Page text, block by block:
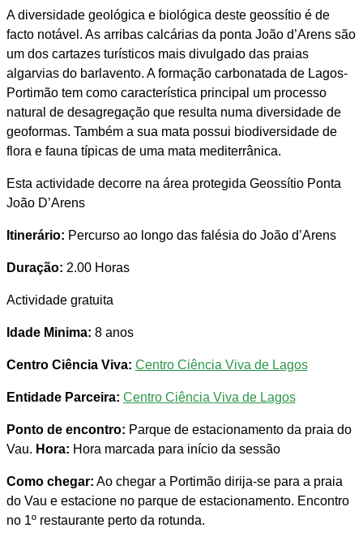
A diversidade geológica e biológica deste geossítio é de
facto notável. As arribas calcárias da ponta João d’Arens são
um dos cartazes turísticos mais divulgado das praias
algarvias do barlavento. A formação carbonatada de Lagos-
Portimão tem como característica principal um processo
natural de desagregação que resulta numa diversidade de
geoformas. Também a sua mata possui biodiversidade de
flora e fauna típicas de uma mata mediterrânica.
Esta actividade decorre na área protegida Geossítio Ponta
João D’Arens
Itinerário: Percurso ao longo das falésia do João d’Arens
Duração: 2.00 Horas
Actividade gratuita
Idade Minima: 8 anos
Centro Ciência Viva: Centro Ciência Viva de Lagos
Entidade Parceira: Centro Ciência Viva de Lagos
Ponto de encontro: Parque de estacionamento da praia do
Vau. Hora: Hora marcada para início da sessão
Como chegar: Ao chegar a Portimão dirija-se para a praia
do Vau e estacione no parque de estacionamento. Encontro
no 1º restaurante perto da rotunda.